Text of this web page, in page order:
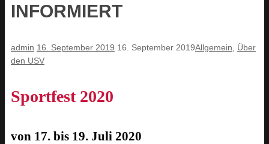
INFORMIERT
admin 16. September 2019 16. September 2019Allgemein
Über
den USV
Sportfest 2020
von 17. bis 19. Juli 2020